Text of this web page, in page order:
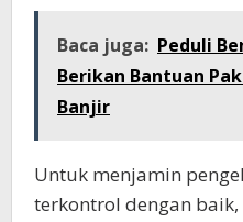
Baca juga: Peduli
Berikan Bantuan
Banjir
Untuk menjamin
terkontrol dengan